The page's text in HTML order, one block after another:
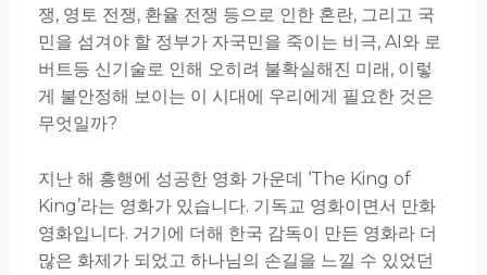
쟁, 영토 전쟁, 환율 전쟁 등으로 인한 혼란, 그리고 국
민을 섬겨야 할 정부가 자국민을 죽이는 비극, AI와 로
버트등 신기술로 인해 오히려 불확실해진 미래, 이렇
게 불안정해 보이는 이 시대에 우리에게 필요한 것은
무엇일까?
지난 해 흥행에 성공한 영화 가운데 ‘The King of
King’라는 영화가 있습니다. 기독교 영화이면서 만화
영화입니다. 거기에 더해 한국 감독이 만든 영화라 더
많은 화제가 되었고 하나님의 손길을 느낄 수 있었던